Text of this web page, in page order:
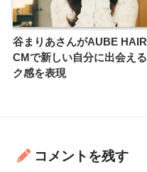
谷まりあさんがAUBE
CMで新しい自分に出会え
ク感を表現
コメントを残す